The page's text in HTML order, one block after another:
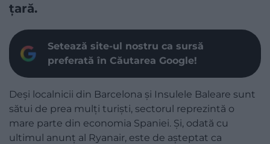
țară.
Setează site-ul nostru ca sursă
preferată în Căutarea Google!
Deși localnicii din Barcelona și Insulele Baleare sunt
sătui de prea mulți turiști, sectorul reprezintă o
mare parte din economia Spaniei. Și, odată cu
ultimul anunț al Ryanair, este de așteptat ca